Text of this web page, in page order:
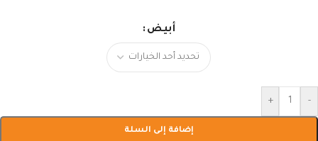
أبيض
-
+
إضافة إلى السلة